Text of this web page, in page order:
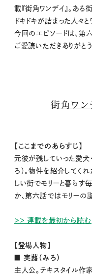
載『街角ワンデイ』。ある
ドキドキが詰まった人々
今回のエピソードは、第
ご愛読いただきありがとう
街角ワ
【ここまでのあらすじ】
元彼が残していった愛犬
ろ）。物件を紹介してく
しい街でモリーと暮らす
か、第六話ではモリー
＞＞ 連載を最初から読む
【登場人物】
■ 実蕗（みろ）
主人公。テキスタイル作